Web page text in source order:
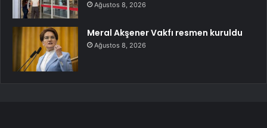
Ağustos 8, 2026
Meral Akşener Vakfı resmen kuruldu
Ağustos 8, 2026